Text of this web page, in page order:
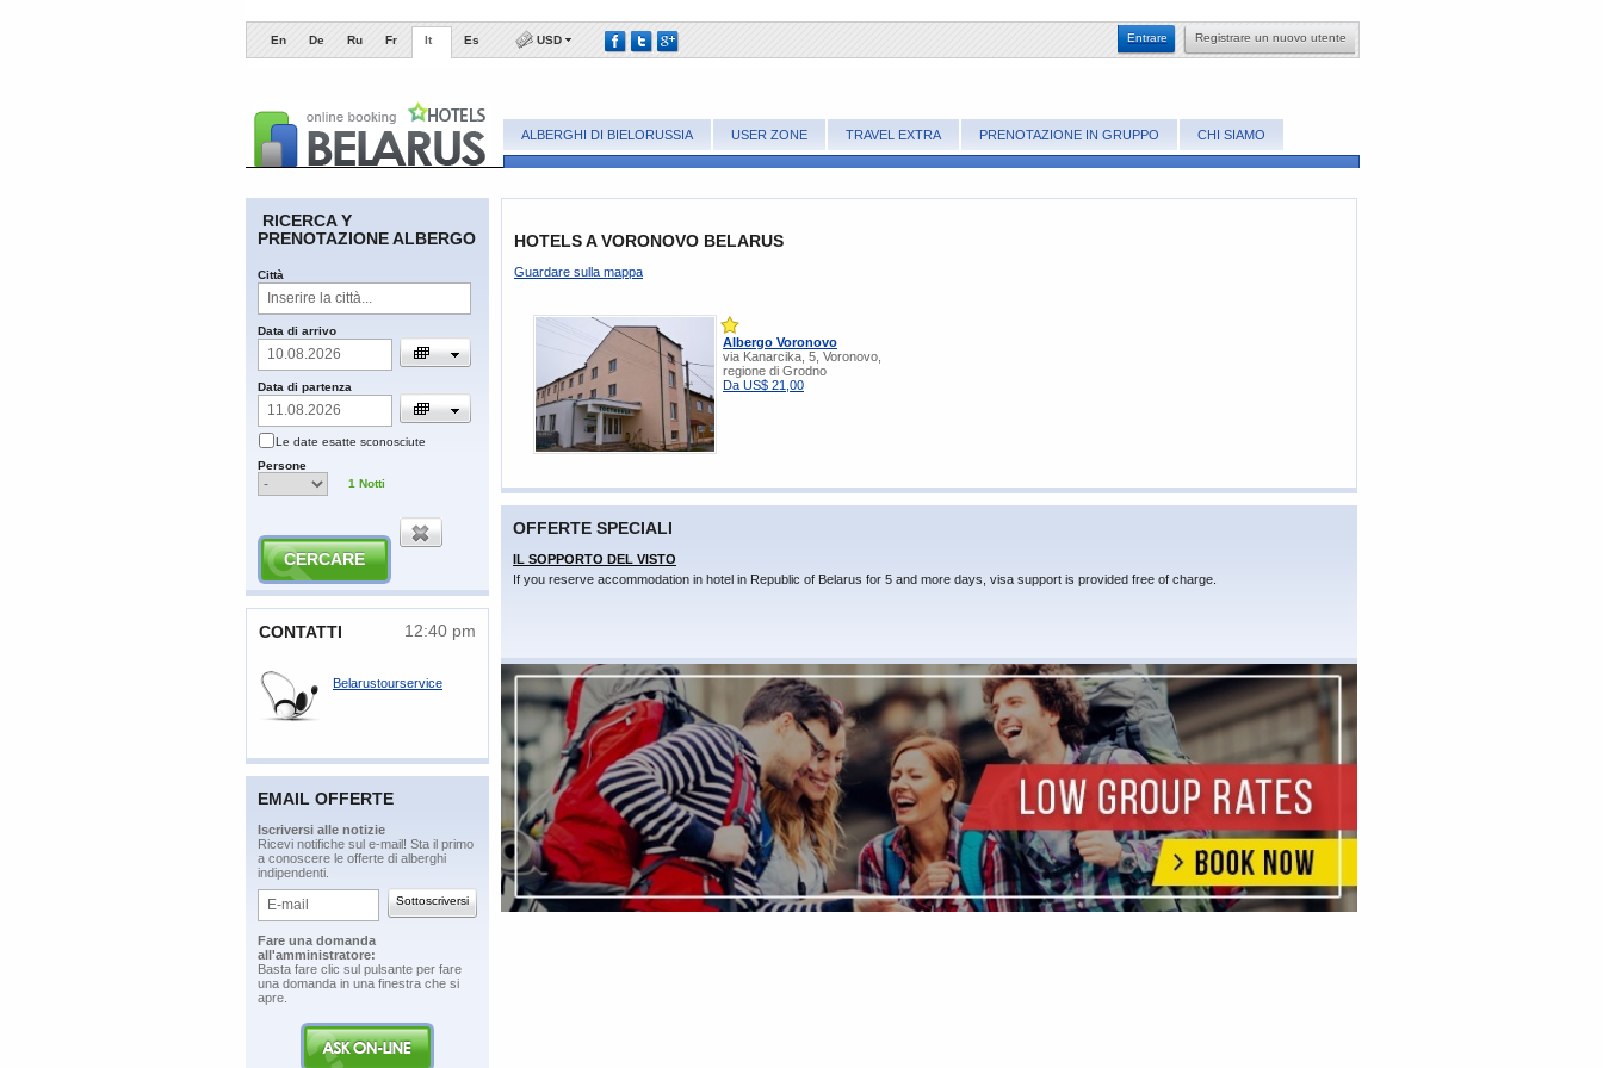
En De Ru Fr It Es USD Registrare un nuovo utente
​Entrare
ALBERGHI DI BIELORUSSIA USER ZONE TRAVEL EXTRA PRENOTAZIONE IN GRUPPO CHI SIAMO
RICERCA Y
PRENOTAZIONE ALBERGO
Сittà
​Data di arrivo
​Data di partenza
​Le date esatte sconosciute
​Persone
1 Notti
​CONTATTI 12:40 pm
Belarustourservice
EMAIL OFFERTE
​Iscriversi alle notizie
​Ricevi notifiche sul e-mail! Sta il primo
a conoscere le offerte di alberghi
indipendenti.
​Fare una domanda
all'amministratore:
​Basta fare clic sul pulsante per fare
una domanda in una finestra che si
apre.
HOTELS A VORONOVO BELARUS
Guardare sulla mappa
Albergo Voronovo
via Kanarcika, 5, Voronovo,
regione di Grodno
Da US$ 21,00
OFFERTE SPECIALI
IL SOPPORTO DEL VISTO
If you reserve accommodation in hotel in Republic of Belarus for 5 and more days, visa support is provided free of charge.